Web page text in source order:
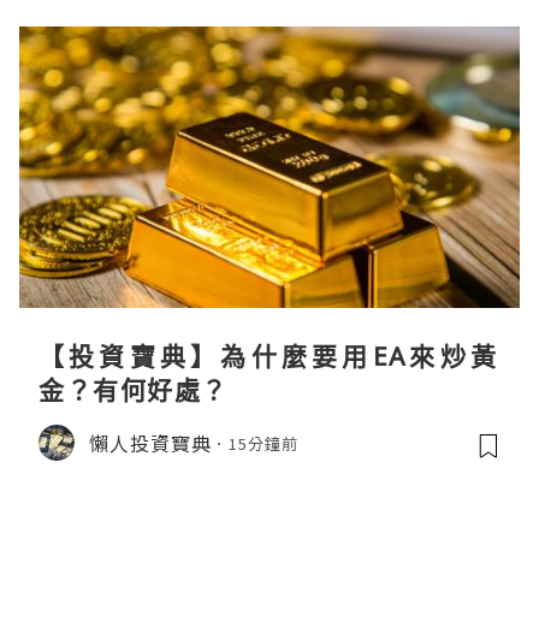
【投資寶典】為什麼要用EA來炒黃
金？有何好處？
懶人投資寶典 15分鐘前